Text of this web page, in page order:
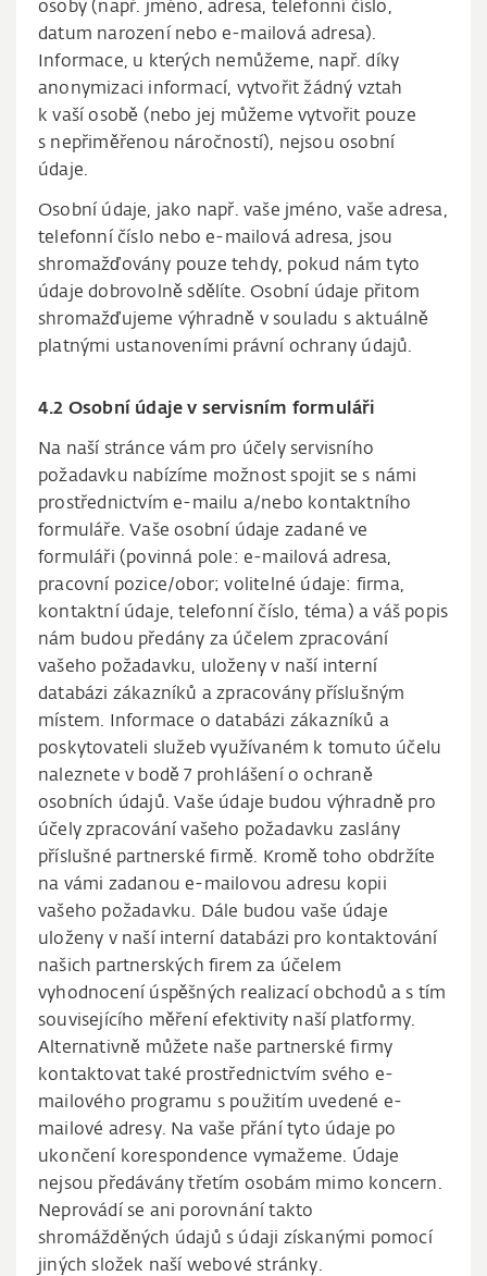
osoby (např. jméno, adresa, telefonní číslo,
datum narození nebo e-mailová adresa).
Informace, u kterých nemůžeme, např. díky
anonymizaci informací, vytvořit žádný vztah
k vaší osobě (nebo jej můžeme vytvořit pouze
s nepřiměřenou náročností), nejsou osobní
údaje.
Osobní údaje, jako např. vaše jméno, vaše adresa,
telefonní číslo nebo e-mailová adresa, jsou
shromažďovány pouze tehdy, pokud nám tyto
údaje dobrovolně sdělíte. Osobní údaje přitom
shromažďujeme výhradně v souladu s aktuálně
platnými ustanoveními právní ochrany údajů.
4.2 Osobní údaje v servisním formuláři
Na naší stránce vám pro účely servisního
požadavku nabízíme možnost spojit se s námi
prostřednictvím e-mailu a/nebo kontaktního
formuláře. Vaše osobní údaje zadané ve
formuláři (povinná pole: e-mailová adresa,
pracovní pozice/obor; volitelné údaje: firma,
kontaktní údaje, telefonní číslo, téma) a váš popis
nám budou předány za účelem zpracování
vašeho požadavku, uloženy v naší interní
databázi zákazníků a zpracovány příslušným
místem. Informace o databázi zákazníků a
poskytovateli služeb využívaném k tomuto účelu
naleznete v bodě 7 prohlášení o ochraně
osobních údajů. Vaše údaje budou výhradně pro
účely zpracování vašeho požadavku zaslány
příslušné partnerské firmě. Kromě toho obdržíte
na vámi zadanou e-mailovou adresu kopii
vašeho požadavku. Dále budou vaše údaje
uloženy v naší interní databázi pro kontaktování
našich partnerských firem za účelem
vyhodnocení úspěšných realizací obchodů a s tím
souvisejícího měření efektivity naší platformy.
Alternativně můžete naše partnerské firmy
kontaktovat také prostřednictvím svého e-
mailového programu s použitím uvedené e-
mailové adresy. Na vaše přání tyto údaje po
ukončení korespondence vymažeme. Údaje
nejsou předávány třetím osobám mimo koncern.
Neprovádí se ani porovnání takto
shromážděných údajů s údaji získanými pomocí
jiných složek naší webové stránky.